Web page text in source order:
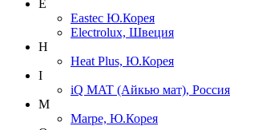
E
Eastec Ю.Корея
Electrolux, Швеция
H
Heat Plus, Ю.Корея
I
iQ MAT (Айкью мат), Россия
M
Marpe, Ю.Корея